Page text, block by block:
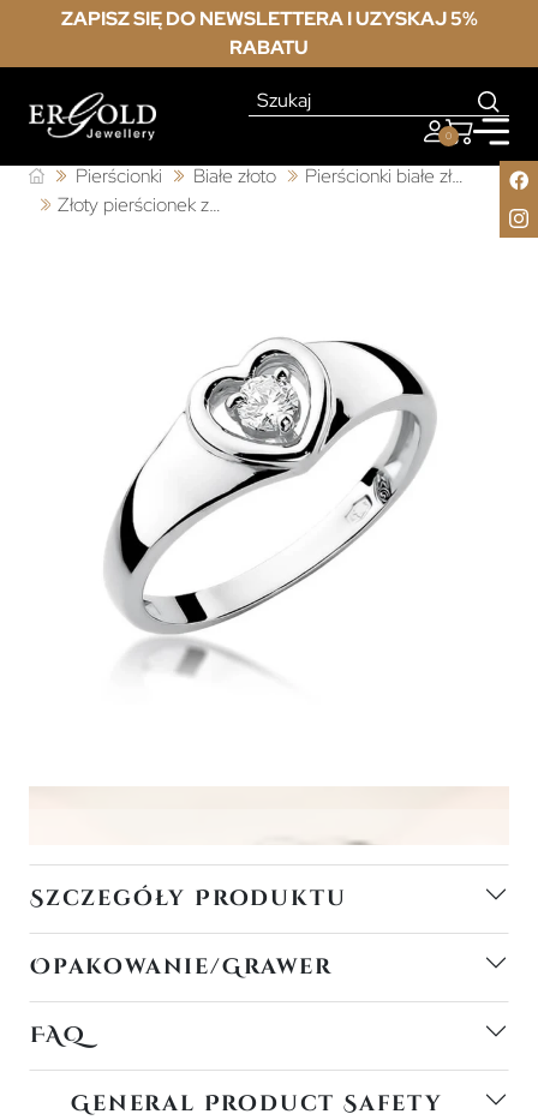
ZAPISZ SIĘ DO NEWSLETTERA I UZYSKAJ 5%
RABATU
0
Pierścionki Białe złoto
Pierścionki białe złoto z diamentem
Złoty pierścionek z diamentem Białe złoto EW-1 0,10ct
Szczegóły Produktu
Opakowanie/Grawer
FAQ
General Product Safety